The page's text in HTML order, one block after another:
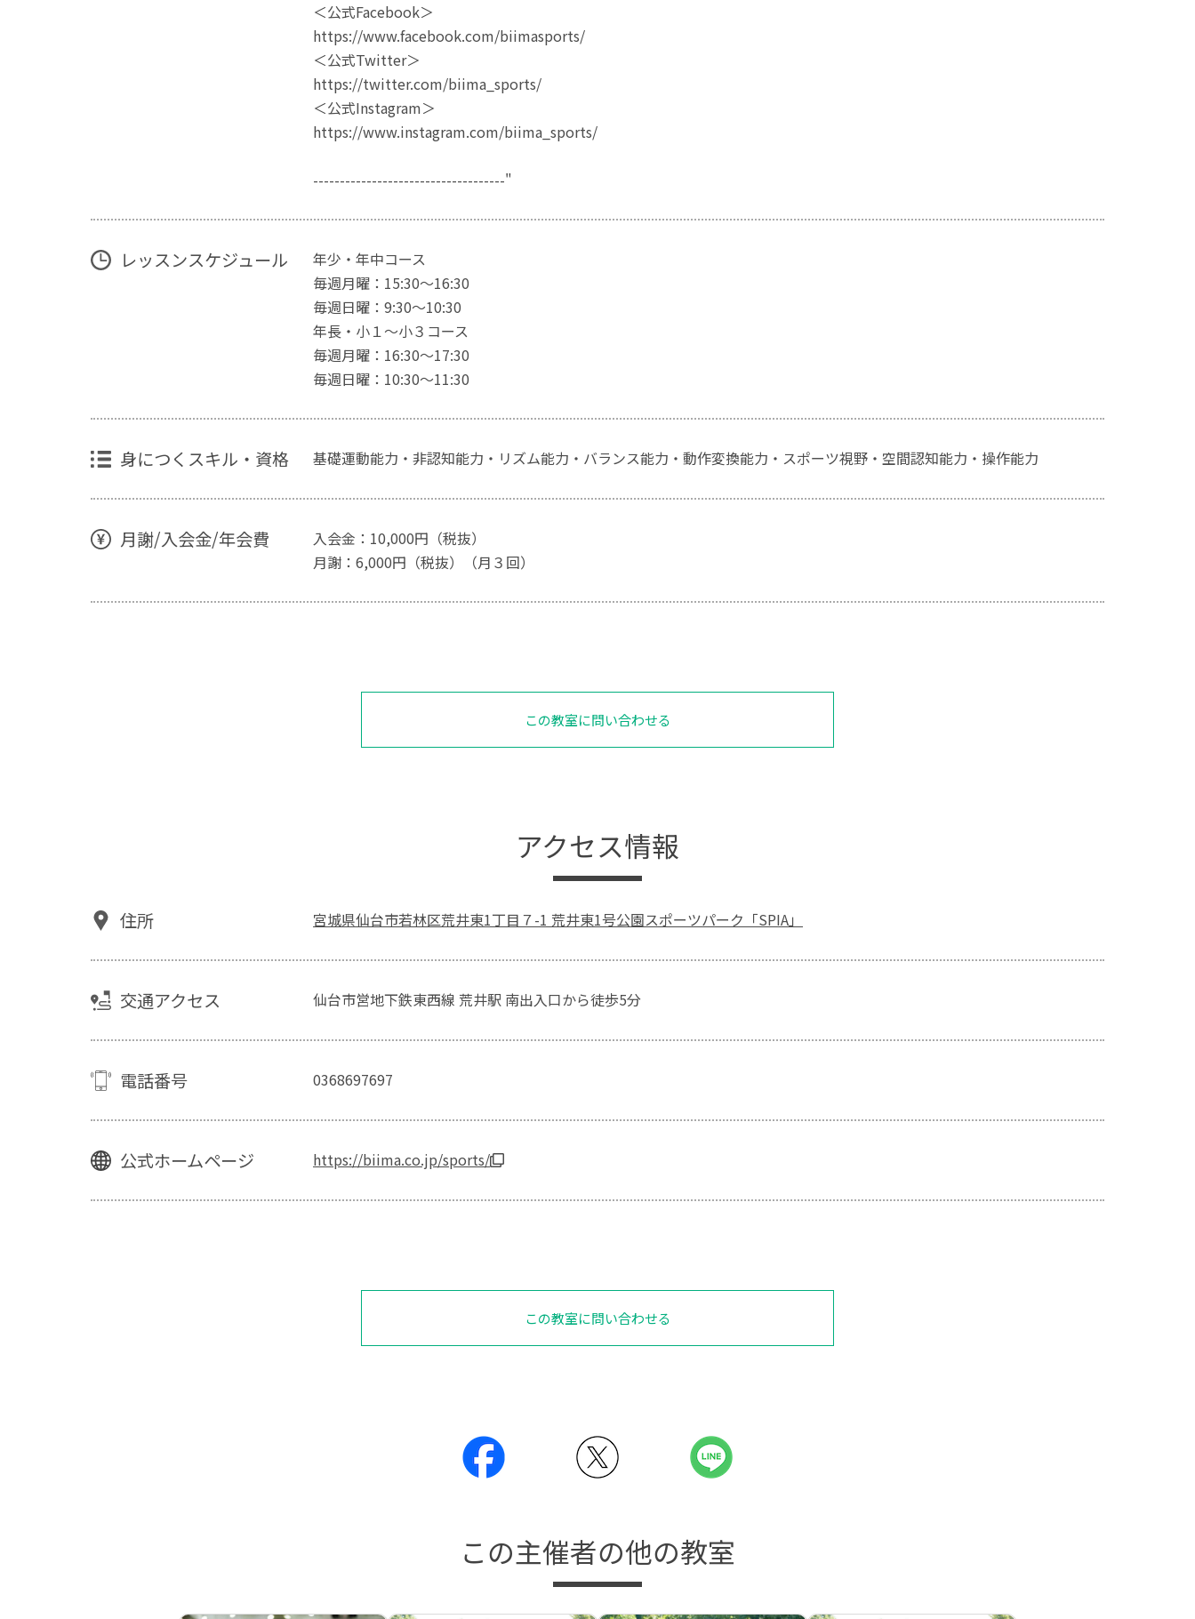
＜公式Facebook＞
https://www.facebook.com/biimasports/
＜公式Twitter＞
https://twitter.com/biima_sports/
＜公式Instagram＞
https://www.instagram.com/biima_sports/
------------------------------------"
レッスンスケジュール
年少・年中コース
毎週月曜：15:30〜16:30
毎週日曜：9:30〜10:30
年長・小１〜小３コース
毎週月曜：16:30〜17:30
毎週日曜：10:30〜11:30
身につくスキル・資格 基礎運動能力・非認知能力・リズム能力・バランス能力・動作変換能力・スポーツ視野・空間認知能力・操作能力
月謝/入会金/年会費
入会金：10,000円（税抜）
月謝：6,000円（税抜）（月３回）
この教室に問い合わせる
アクセス情報
住所 宮城県仙台市若林区荒井東1丁目７-1 荒井東1号公園スポーツパーク「SPIA」
交通アクセス 仙台市営地下鉄東西線 荒井駅 南出入口から徒歩5分
電話番号 0368697697
公式ホームページ https://biima.co.jp/sports/
この教室に問い合わせる
この主催者の他の教室